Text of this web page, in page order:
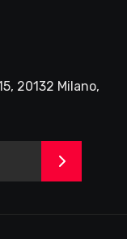
20132 Milano,
>